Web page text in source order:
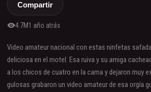
Compartir
visibility4.7M1 año atrás
Video amateur nacional con estas ninfetas
deliciosa en el motel. Esa ruiva y su amiga
a los chicos de cuatro en la cama y dejaron muy
gulosas grabaron un video amateur de esa orgía